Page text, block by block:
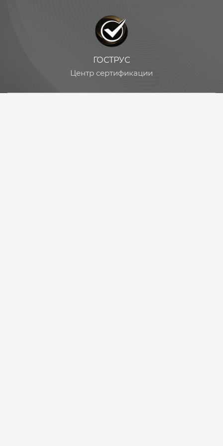
ГОСТРУС
Центр сертификации